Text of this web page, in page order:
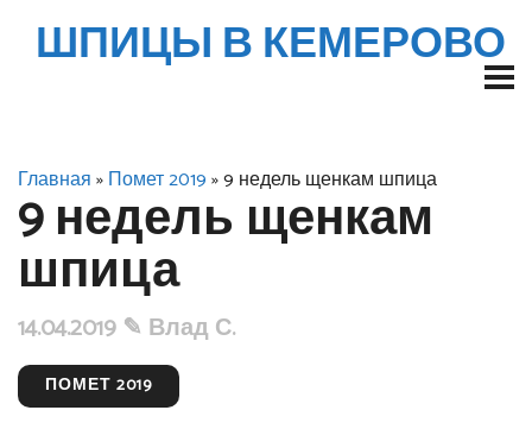
ШПИЦЫ В КЕМЕРОВО
Главная»Помет 2019» 9 недель щенкам шпица
9 недель щенкам
шпица
14.04.2019 ✎ Влад С.
ПОМЕТ 2019